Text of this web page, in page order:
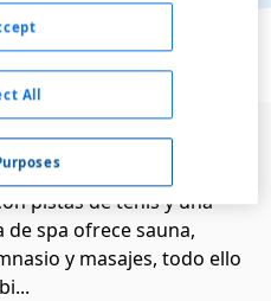
mapa
con régimen de
la playa de Costa Calma,
pistas de tenis y una
de spa ofrece sauna,
y masajes, todo ello
All